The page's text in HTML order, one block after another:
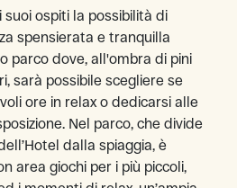
suoi ospiti la possibilità di
spensierata e tranquilla
parco dove, all'ombra di pini
sarà possibile scegliere se
ore in relax o dedicarsi alle
Nel parco, che divide
dalla spiaggia, è
area giochi per i più piccoli,